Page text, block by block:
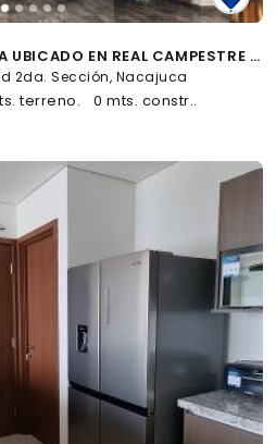
DEPARTAMENTO EN RENTA UBICADO EN REAL CAMPESTRE - (34)
2da. Sección, Nacajuca
terreno. 0 mts. constr..